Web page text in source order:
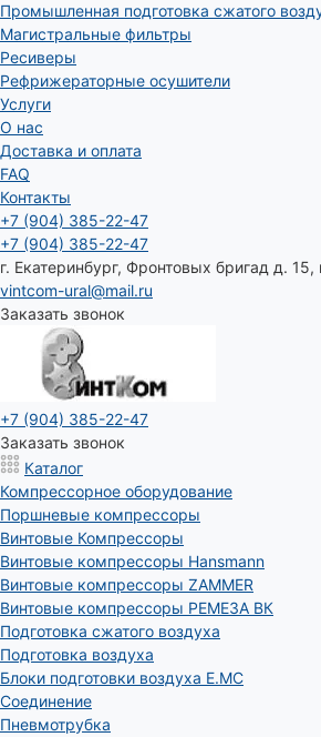
Промышленная подготовка сжатого
Магистральные фильтры
Ресиверы
Рефрижераторные осушители
Услуги
О нас
Доставка и оплата
FAQ
Контакты
+7 (904) 385-22-47
+7 (904) 385-22-47
г. Екатеринбург, Фронтовых бригад д.
vintcom-ural@mail.ru
Заказать звонок
+7 (904) 385-22-47
Заказать звонок
Каталог
Компрессорное оборудование
Поршневые компрессоры
Винтовые Компрессоры
Винтовые компрессоры Hansmann
Винтовые компрессоры ZAMMER
Винтовые компрессоры РЕМЕЗА ВК
Подготовка сжатого воздуха
Подготовка воздуха
Блоки подготовки воздуха E.MC
Соединение
Пневмотрубка